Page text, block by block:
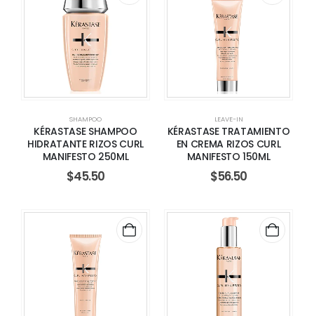
SHAMPOO
KÉRASTASE SHAMPOO
HIDRATANTE RIZOS CURL
MANIFESTO 250ML
$45.50
LEAVE-IN
KÉRASTASE TRATAMIENTO
EN CREMA RIZOS CURL
MANIFESTO 150ML
$56.50